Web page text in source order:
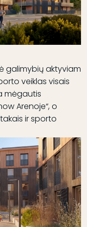
galimybių aktyviam
veiklas visais
mėgautis
Arenoje“, o
ir sporto